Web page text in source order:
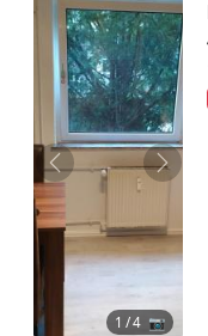
Zurück Weiter
1 / 4 📷